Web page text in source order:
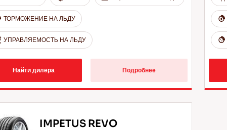
ТОРМОЖЕНИЕ НА ЛЬДУ
УПРАВЛЯЕМОСТЬ НА ЛЬДУ
Найти дилера Подробнее
IMPETUS REVO